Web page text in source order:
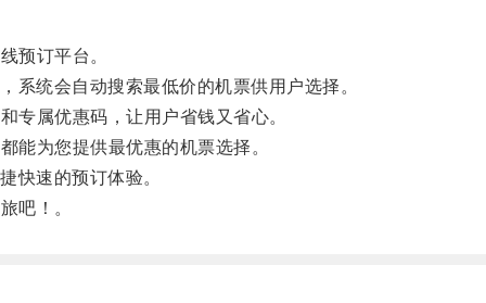
预订平台。
统会自动搜索最低价的机票供用户选择。
属优惠码，让用户省钱又省心。
为您提供最优惠的机票选择。
速的预订体验。
吧！。